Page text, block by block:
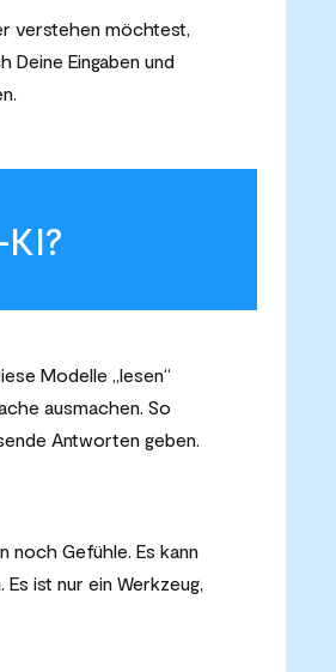
verstehen möchtest,
Deine Eingaben und
Modelle „lesen“
ausmachen. So
Antworten geben.
noch Gefühle. Es kann
ist nur ein Werkzeug,